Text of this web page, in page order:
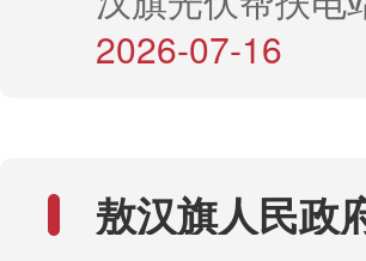
法》的通知
2026-07-16
敖汉旗人民政